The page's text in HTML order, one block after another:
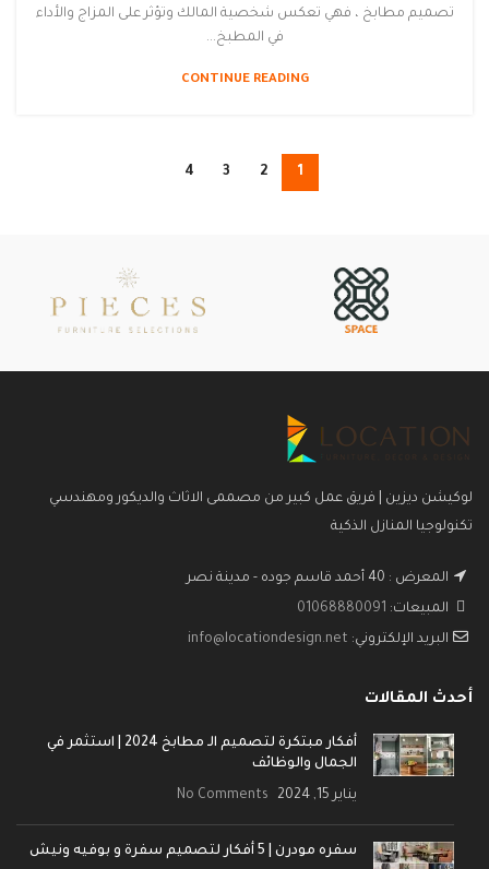
تصميم مطابخ ، فهي تعكس شخصية المالك وتؤثر على المزاج والأداء
في المطبخ...
CONTINUE READING
1
2
3
4
لوكيشن ديزين | فريق عمل كبير من مصممى الاثاث والديكور ومهندسي
تكنولوجيا المنازل الذكية
المعرض : 40 أحمد قاسم جوده - مدينة نصر
المبيعات: 01068880091
البريد الإلكتروني: info@locationdesign.net
أحدث المقالات
أفكار مبتكرة لتصميم الـ مطابخ 2024 | استثمر في
الجمال والوظائف
يناير 15, 2024 No Comments
سفره مودرن | 5 أفكار لتصميم سفرة و بوفيه ونيش